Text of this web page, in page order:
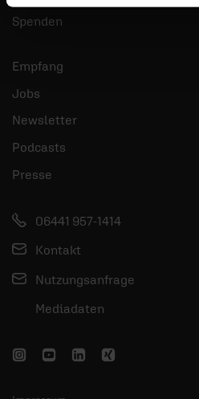
Spenden
Empfang
Jobs
Newsletter
Podcasts
Presse
06441 957-1414
Kontakt
Nutzungsanfrage
Mediadaten